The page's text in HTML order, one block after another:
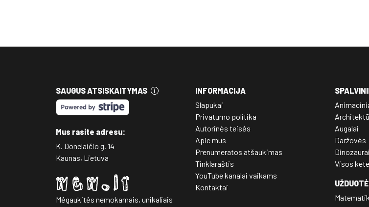
SAUGUS ATSISKAITYMAS
Mus rasite adresu:
K. Donelaičio g. 14
Kaunas, Lietuva
Mėgaukitės nemokamais, unikaliais
INFORMACIJA
Slapukai
Privatumo politika
Autorinės teisės
Apie mus
Prenumeratos atšaukimas
Tinklaraštis
YouTube kanalai vaikams
Kontaktai
Augalai
Daržovės
Dinozaurai
Visos